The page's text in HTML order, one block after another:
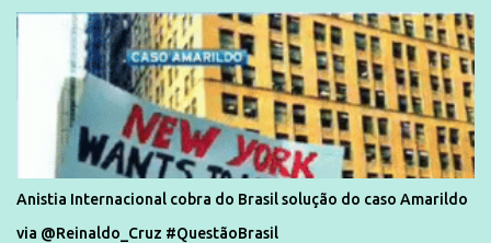
Anistia Internacional cobra do Brasil solução do caso Amarildo
via @Reinaldo_Cruz #QuestãoBrasil